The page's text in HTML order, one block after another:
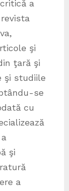
a
şi
ţară şi
şi studiile
se
cu
şi
a